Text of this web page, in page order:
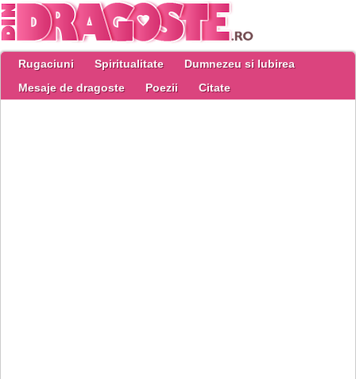
Rugaciuni Spiritualitate
Dumnezeu si Iubirea
Mesaje de dragoste
Poezii Citate